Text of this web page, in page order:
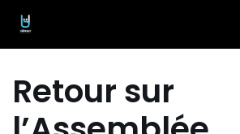
Aller
au
Retour sur